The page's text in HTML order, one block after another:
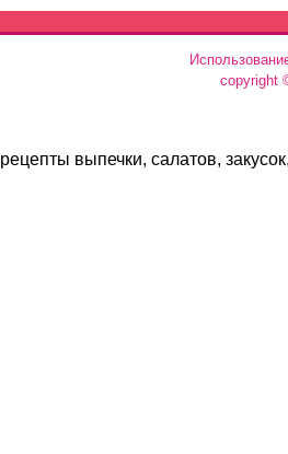
copyright
рецепты выпечки, салатов,